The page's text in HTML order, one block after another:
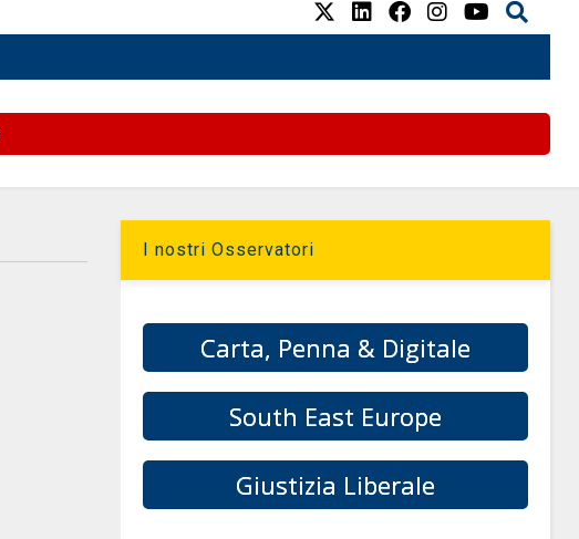
I nostri Osservatori
Carta, Penna & Digitale
South East Europe
Giustizia Liberale